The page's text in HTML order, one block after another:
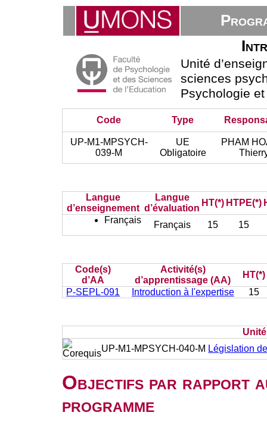
Unité
sciences
Psychologie
Code Type
UP-M1-MPSYCH-
039-M
UE
Obligatoire
PHAM
Langue
d’enseignement
Langue
d’évaluation
HT(*) HTPE(*)
Français
Français 15 15
Code(s)
d’AA
Activité(s)
d’apprentissage (AA)
HT(*)
P-SEPL-091
Introduction à l'expertise 15
UP-M1-MPSYCH-040-M Législation
Objectifs par rapport
programme